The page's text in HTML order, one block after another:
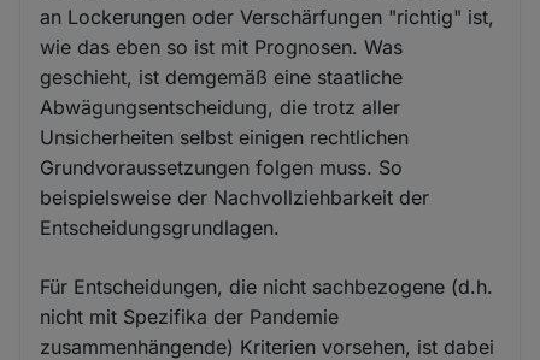
an Lockerungen oder Verschärfungen "richtig" ist,
wie das eben so ist mit Prognosen. Was
geschieht, ist demgemäß eine staatliche
Abwägungsentscheidung, die trotz aller
Unsicherheiten selbst einigen rechtlichen
Grundvoraussetzungen folgen muss. So
beispielsweise der Nachvollziehbarkeit der
Entscheidungsgrundlagen.
Für Entscheidungen, die nicht sachbezogene (d.h.
nicht mit Spezifika der Pandemie
zusammenhängende) Kriterien vorsehen, ist dabei